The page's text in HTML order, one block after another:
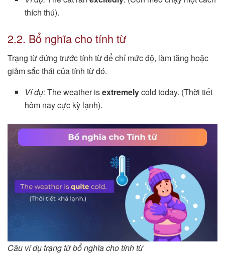
thích thú).
2.2. Bổ nghĩa cho tính từ
Trạng từ đứng trước tính từ để chỉ mức độ, làm tăng hoặc
giảm sắc thái của tính từ đó.
Ví dụ:The weather isextremelycold today. (Thời tiết
hôm nay cực kỳ lạnh).
Câu ví dụ trạng từ bổ nghĩa cho tính từ